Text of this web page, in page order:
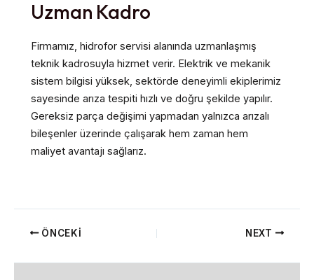
Uzman Kadro
Firmamız, hidrofor servisi alanında uzmanlaşmış
teknik kadrosuyla hizmet verir. Elektrik ve mekanik
sistem bilgisi yüksek, sektörde deneyimli ekiplerimiz
sayesinde arıza tespiti hızlı ve doğru şekilde yapılır.
Gereksiz parça değişimi yapmadan yalnızca arızalı
bileşenler üzerinde çalışarak hem zaman hem
maliyet avantajı sağlarız.
ÖNCEKI NEXT